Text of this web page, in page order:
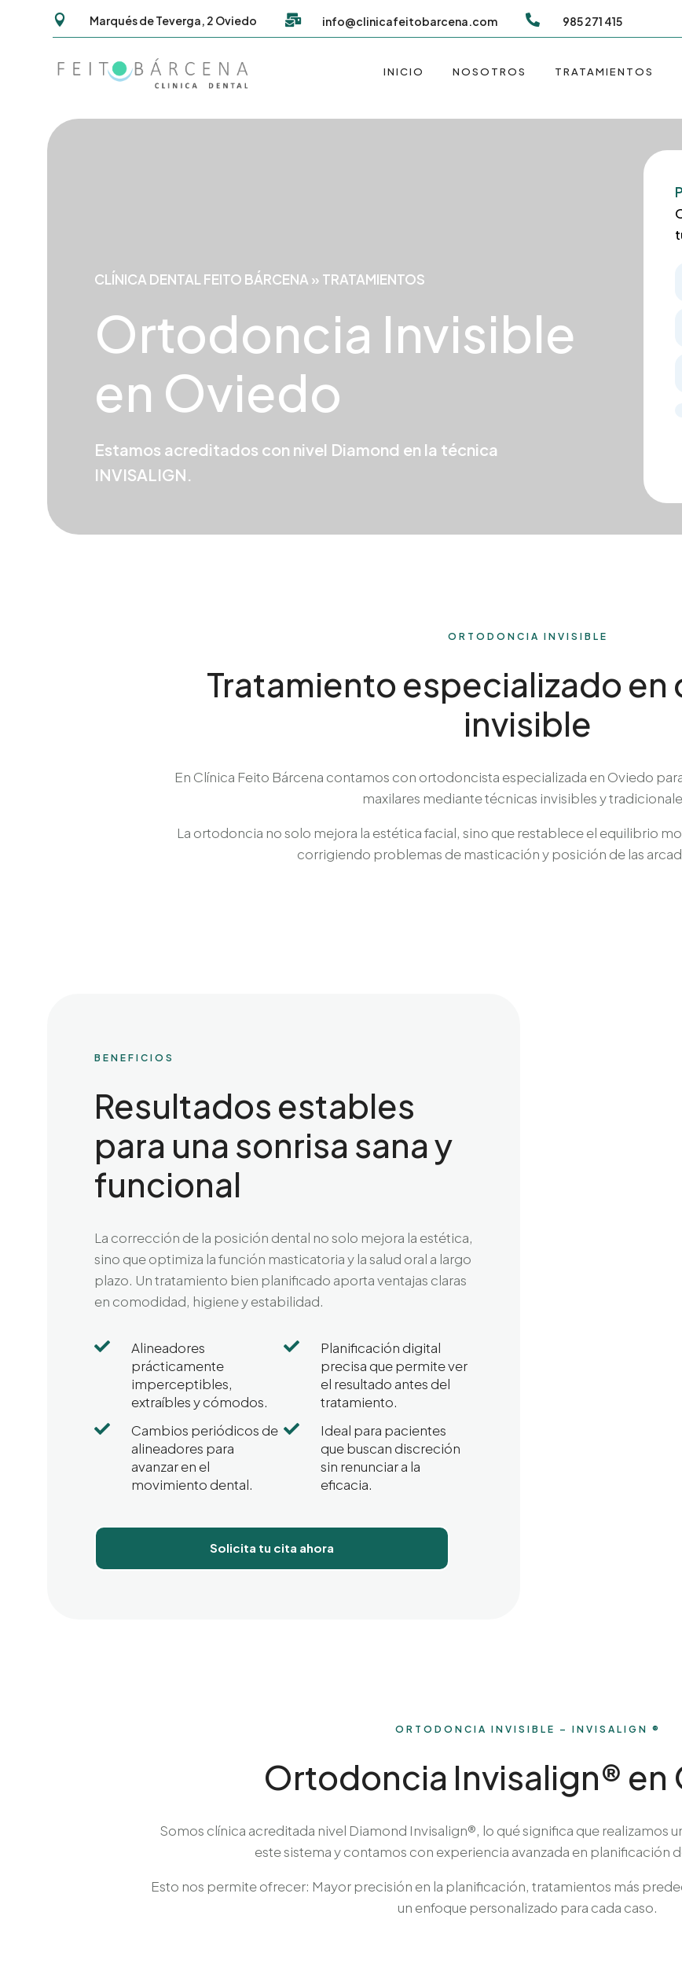
 Marqués de Teverga, 2 Oviedo  info@clinicafeitobarcena.com  985 271 415
INICIO NOSOTROS TRATAMIENTOS
CLÍNICA DENTAL FEITO BÁRCENA » TRATAMIENTOS
Ortodoncia Invisible
en Oviedo
Estamos acreditados con nivel Diamond en la técnica
INVISALIGN.
ORTODONCIA INVISIBLE
Tratamiento especializado
invisible
En Clínica Feito Bárcena contamos con ortodoncista especializada en Oviedo
maxilares mediante técnicas invisibles y
La ortodoncia no solo mejora la estética facial, sino que restablece el equilibrio
corrigiendo problemas de masticación y posición de las
BENEFICIOS
Resultados estables
para una sonrisa sana y
funcional
La corrección de la posición dental no solo mejora la estética,
sino que optimiza la función masticatoria y la salud oral a largo
plazo. Un tratamiento bien planificado aporta ventajas claras
en comodidad, higiene y estabilidad.

Alineadores
prácticamente
imperceptibles,
extraíbles y cómodos.

Planificación digital
precisa que permite ver
el resultado antes del
tratamiento.

Cambios periódicos de
alineadores para
avanzar en el
movimiento dental.

Ideal para pacientes
que buscan discreción
sin renunciar a la
eficacia.
Solicita tu cita ahora
ORTODONCIA INVISIBLE – INVISALIGN ®
Ortodoncia Invisalign® en
Somos clínica acreditada nivel Diamond Invisalign®, lo qué significa que realizamos
este sistema y contamos con experiencia avanzada en planificación
Esto nos permite ofrecer: Mayor precisión en la planificación, tratamientos más
un enfoque personalizado para cada caso.